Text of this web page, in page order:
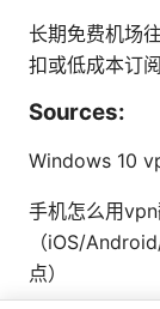
长期免费机场
扣或低成本订
Sources:
Windows 10
手机怎么用
（iOS/
点）